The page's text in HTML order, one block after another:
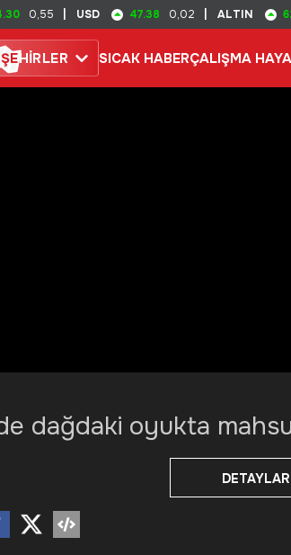
0,55 USD 47.38 0,02 ALTIN
ŞEHİRLER SICAK HABERÇALIŞMA
dağdaki oyukta